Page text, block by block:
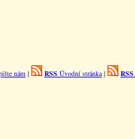
nám | RSS Úvodní stránka| RSS